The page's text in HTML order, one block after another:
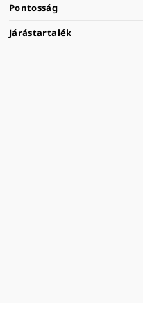
Pontosság
Járástartalék